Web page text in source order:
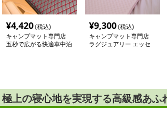
¥4,420(税込)
キャンプマット専門店
五秒で広がる快適車中泊
¥9,300(税込)
キャンプマット専門店
ラグジュアリー エッセ
極上の寝心地を実現する高級感あふ